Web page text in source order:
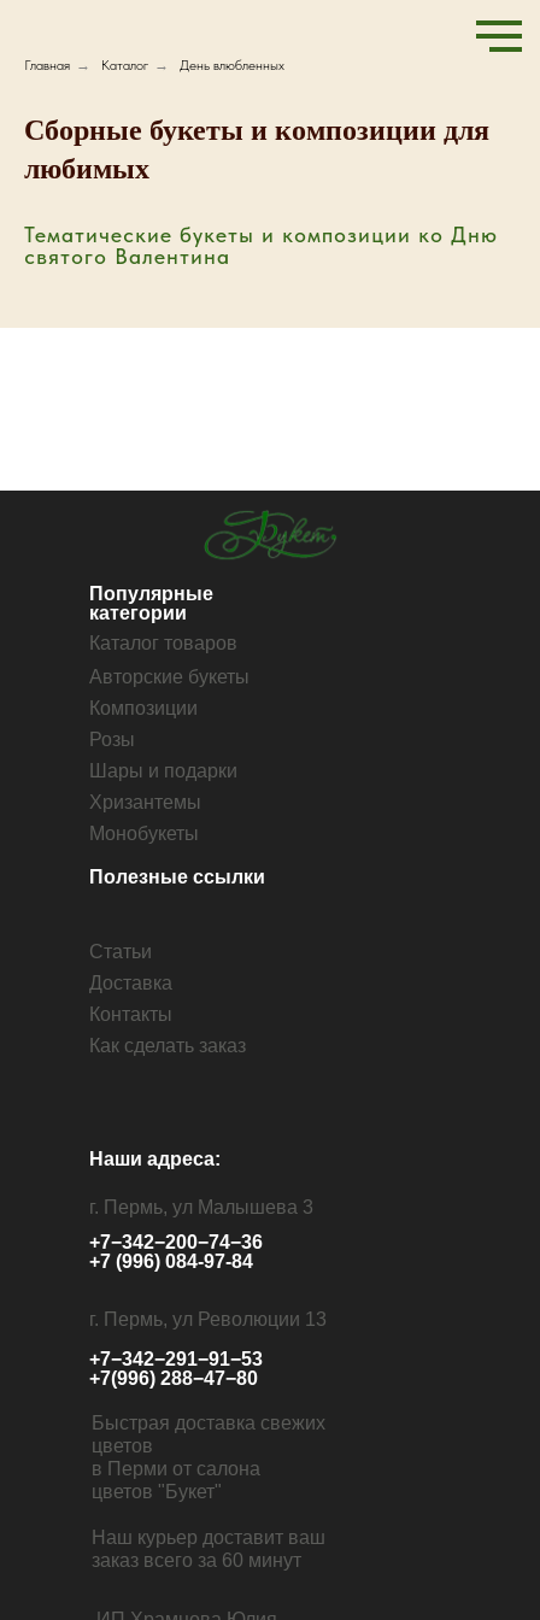
Главная → Каталог → День влюбленных
Сборные букеты и композиции для
любимых
Тематические букеты и композиции ко Дню
святого Валентина
г. Пермь, ул Революции 13
г. Пермь, ул Малышева 3
Авторские букеты
Композиции
Розы
Шары и подарки
Хризантемы
Монобукеты
+7−342−291−91−53
+7(996) 288−47−80
+7−342−200−74−36
+7 (996) 084-97-84
Наши адреса:
Популярные
категории
Статьи
Доставка
Контакты
Как сделать заказ
Каталог товаров
Полезные ссылки
Быстрая доставка свежих
цветов
в Перми от салона
цветов "Букет"
Наш курьер доставит ваш
заказ всего за 60 минут